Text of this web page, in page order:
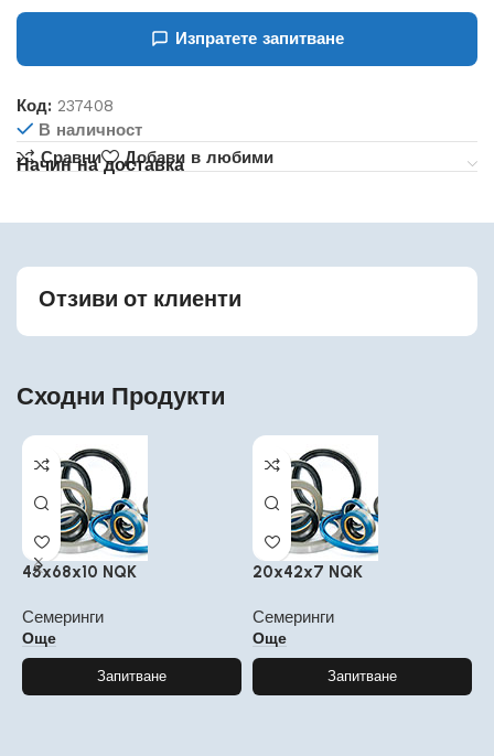
Изпратете запитване
Код:237408
В наличност
Сравни
Добави в любими
Начин на доставка
Отзиви от клиенти
Сходни Продукти
45x68x10 NQK
Семеринги
Още
Запитване
20x42x7 NQK
Семеринги
Още
Запитване